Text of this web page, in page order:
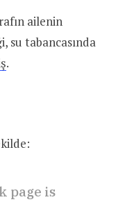
ailenin
su tabancasında
.
page is